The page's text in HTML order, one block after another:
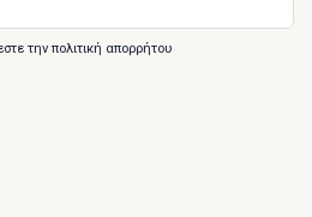
την πολιτική απορρήτου